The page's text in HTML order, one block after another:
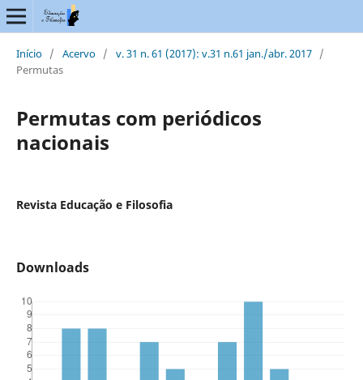
Início / Acervo / v. 31 n. 61 (2017): v.31 n.61 jan./abr. 2017 /
Permutas
Permutas com periódicos
nacionais
Revista Educação e Filosofia
Downloads